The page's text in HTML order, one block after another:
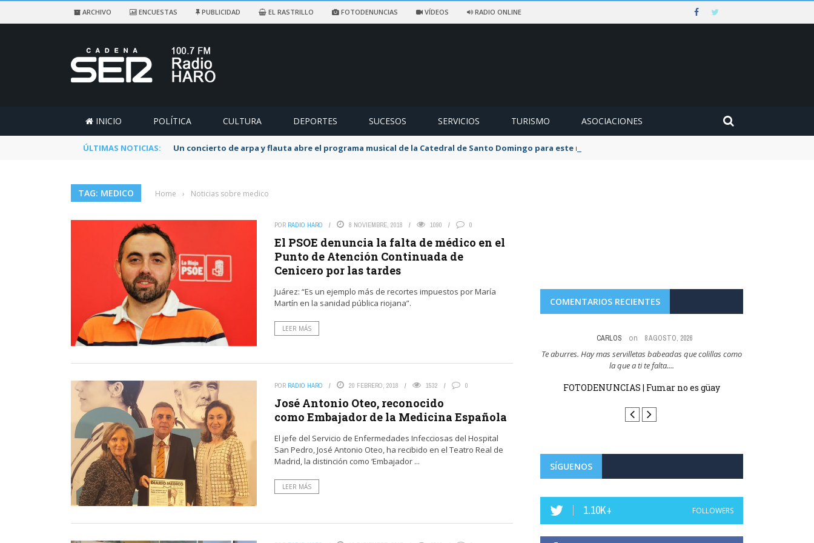
ARCHIVO ENCUESTAS PUBLICIDAD EL RASTRILLO FOTODENUNCIAS VÍDEOS RADIO ONLINE
INICIO POLÍTICA CULTURA DEPORTES SUCESOS SERVICIOS TURISMO ASOCIACIONES
ÚLTIMAS NOTICIAS: Un concierto de arpa y flauta abre el programa musical de la Catedral de Santo Domingo para este mes de agosto
TAG: MEDICO Home › Noticias sobre medico
POR RADIO HARO 8 NOVIEMBRE, 2018 1090 0
El PSOE denuncia la falta de médico en el
Punto de Atención Continuada de
Cenicero por las tardes
Juárez: “Es un ejemplo más de recortes impuestos por María
Martín en la sanidad pública riojana”.
LEER MÁS
POR RADIO HARO 20 FEBRERO, 2018 1532 0
José Antonio Oteo, reconocido
como Embajador de la Medicina Española
El jefe del Servicio de Enfermedades Infecciosas del Hospital
San Pedro, José Antonio Oteo, ha recibido en el Teatro Real de
Madrid, la distinción como ‘Embajador ...
LEER MÁS
COMENTARIOS RECIENTES
los fumadores insolidarios que ...
FOTODENUNCIAS | Fumar no es güay
CARLOS on 8 AGOSTO, 2026
Te aburres. Hay mas servilletas babeadas que colillas como
la que a ti te falta....
FOTODENUNCIAS | Fumar no es güay
SÍGUENOS
1.10K+ FOLLOWERS